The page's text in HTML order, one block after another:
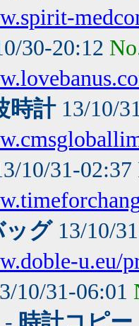
30-20:12
時計13/10/
10/31-02:37
ッグ13/10/
u.eu/
10/31-06:01